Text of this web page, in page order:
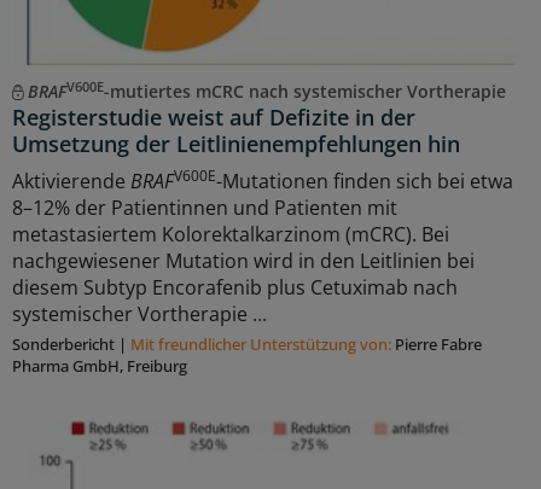
BRAFV600E-mutiertes mCRC nach systemischer Vortherapie
Registerstudie weist auf Defizite in der
Umsetzung der Leitlinienempfehlungen hin
Aktivierende BRAFV600E-Mutationen finden sich bei etwa
8–12% der Patientinnen und Patienten mit
metastasiertem Kolorektalkarzinom (mCRC). Bei
nachgewiesener Mutation wird in den Leitlinien bei
diesem Subtyp Encorafenib plus Cetuximab nach
systemischer Vortherapie ...
Sonderbericht | Mit freundlicher Unterstützung von: Pierre Fabre
Pharma GmbH, Freiburg